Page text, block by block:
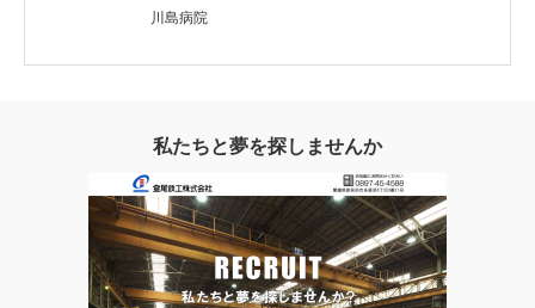
川島病院
私たちと夢を探しませんか